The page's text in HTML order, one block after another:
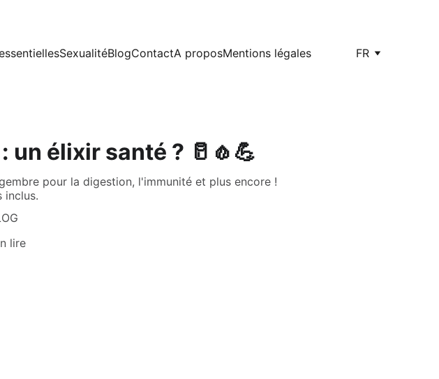
SexualitéBlogContactA proposMentions légales FR
élixir santé ? 🥛🧄💪
pour la digestion, l'immunité et plus encore !
inclus.
lire